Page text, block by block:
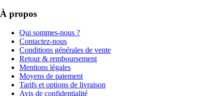
À propos
Qui sommes-nous ?
Contactez-nous
Conditions générales de vente
Retour & remboursement
Mentions légales
Moyens de paiement
Tarifs et options de livraison
Avis de confidentialité